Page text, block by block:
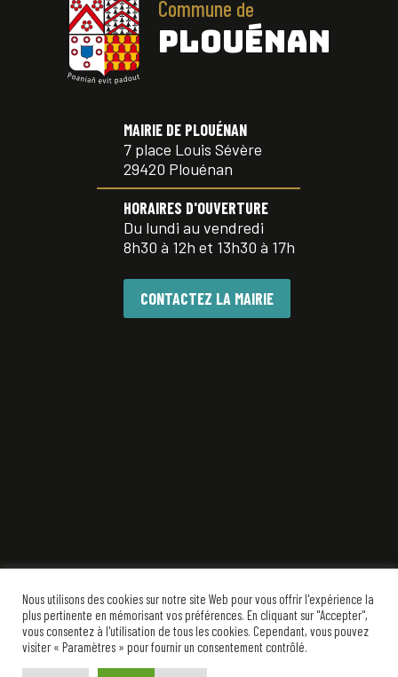
Commune de
PLOUÉNAN
MAIRIE DE PLOUÉNAN
7 place Louis Sévère
29420 Plouénan
HORAIRES D'OUVERTURE
Du lundi au vendredi
8h30 à 12h et 13h30 à 17h
CONTACTEZ LA MAIRIE
Nous utilisons des cookies sur notre site Web pour vous offrir l'expérience la
plus pertinente en mémorisant vos préférences. En cliquant sur "Accepter",
vous consentez à l'utilisation de tous les cookies. Cependant, vous pouvez
visiter « Paramètres » pour fournir un consentement contrôlé.